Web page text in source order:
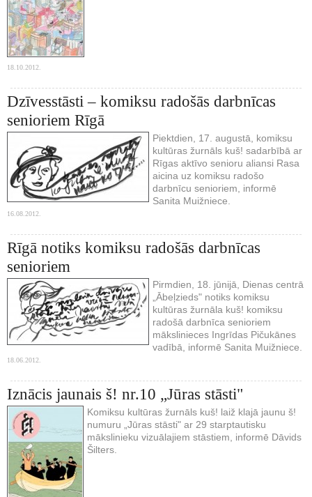
18.10.2012.
Dzīvesstāsti – komiksu radošās darbnīcas
senioriem Rīgā
Piektdien, 17. augustā, komiksu
kultūras žurnāls kuš! sadarbībā ar
Rīgas aktīvo senioru aliansi Rasa
aicina uz komiksu radošo
darbnīcu senioriem, informē
Sanita Muižniece.
16.08.2012.
Rīgā notiks komiksu radošās darbnīcas
senioriem
Pirmdien, 18. jūnijā, Dienas centrā
„Ābeļzieds" notiks komiksu
kultūras žurnāla kuš! komiksu
radošā darbnīca senioriem
mākslinieces Ingrīdas Pičukānes
vadībā, informē Sanita Muižniece.
18.06.2012.
Iznācis jaunais š! nr.10 „Jūras stāsti"
Komiksu kultūras žurnāls kuš! laiž klajā jaunu š!
numuru „Jūras stāsti" ar 29 starptautisku
mākslinieku vizuālajiem stāstiem, informē Dāvids
Šilters.